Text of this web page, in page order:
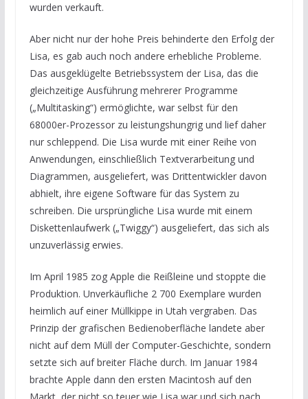
wurden verkauft.
Aber nicht nur der hohe Preis behinderte den Erfolg der
Lisa, es gab auch noch andere erhebliche Probleme.
Das ausgeklügelte Betriebssystem der Lisa, das die
gleichzeitige Ausführung mehrerer Programme
(„Multitasking“) ermöglichte, war selbst für den
68000er-Prozessor zu leistungshungrig und lief daher
nur schleppend. Die Lisa wurde mit einer Reihe von
Anwendungen, einschließlich Textverarbeitung und
Diagrammen, ausgeliefert, was Drittentwickler davon
abhielt, ihre eigene Software für das System zu
schreiben. Die ursprüngliche Lisa wurde mit einem
Diskettenlaufwerk („Twiggy“) ausgeliefert, das sich als
unzuverlässig erwies.
Im April 1985 zog Apple die Reißleine und stoppte die
Produktion. Unverkäufliche 2 700 Exemplare wurden
heimlich auf einer Müllkippe in Utah vergraben. Das
Prinzip der grafischen Bedienoberfläche landete aber
nicht auf dem Müll der Computer-Geschichte, sondern
setzte sich auf breiter Fläche durch. Im Januar 1984
brachte Apple dann den ersten Macintosh auf den